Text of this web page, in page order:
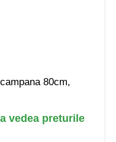
80cm,
vedea preturile